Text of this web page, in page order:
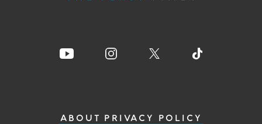
ABOUT PRIVACY POLICY